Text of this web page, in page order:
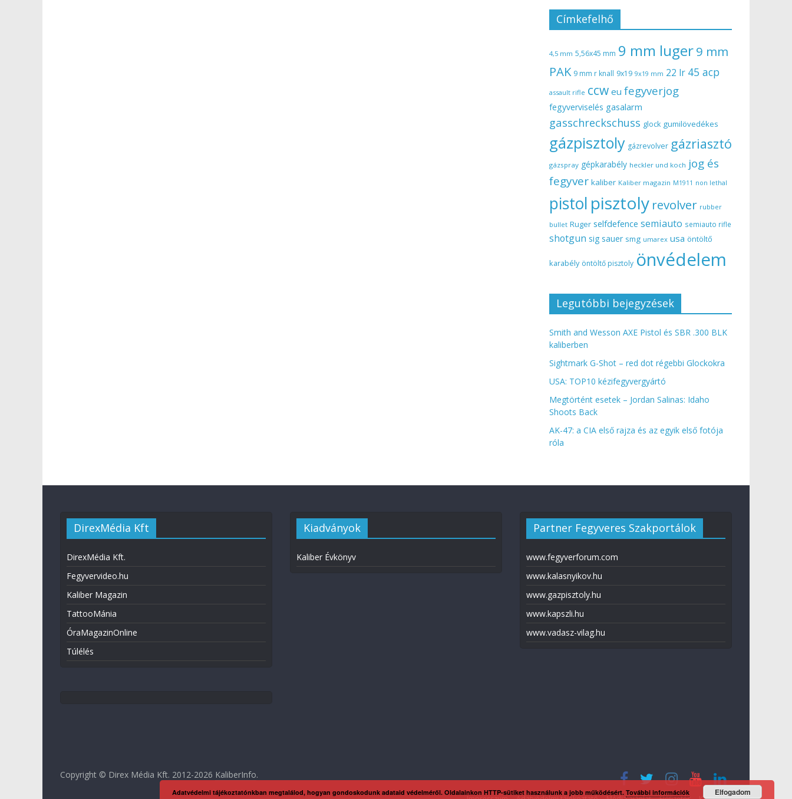
Címkefelhő
4,5 mm 5,56x45 mm 9 mm luger9 mm
PAK 9 mm r knall 9x19 9x19 mm 22 lr 45 acp
assault rifle ccw eu fegyverjog
fegyverviselés gasalarm
gasschreckschuss glock gumilövedékes
gázpisztoly gázrevolver gázriasztó
gázspray gépkarabély heckler und koch jog és
fegyver kaliber Kaliber magazin M1911 non lethal
pistol pisztoly revolver rubber
bullet Ruger selfdefence semiauto semiauto rifle
shotgun sig sauer smg umarex usa öntöltő
karabély öntöltő pisztoly önvédelem
Legutóbbi bejegyzések
Smith and Wesson AXE Pistol és SBR .300 BLK
kaliberben
Sightmark G-Shot – red dot régebbi Glockokra
USA: TOP10 kézifegyvergyártó
Megtörtént esetek – Jordan Salinas: Idaho
Shoots Back
AK-47: a CIA első rajza és az egyik első fotója
róla
DirexMédia Kft
DirexMédia Kft.
Fegyvervideo.hu
Kaliber Magazin
TattooMánia
ÓraMagazinOnline
Túlélés
Kiadványok
Kaliber Évkönyv
Partner Fegyveres Szakportálok
www.fegyverforum.com
www.kalasnyikov.hu
www.gazpisztoly.hu
www.kapszli.hu
www.vadasz-vilag.hu
Copyright © Direx Média Kft. 2012-2026 KaliberInfo.
Adatvédelmi tájékoztatónkban megtalálod, hogyan gondoskodunk adataid védelméről. Oldalainkon HTTP-sütiket használunk a jobb működésért. További információk Elfogadom